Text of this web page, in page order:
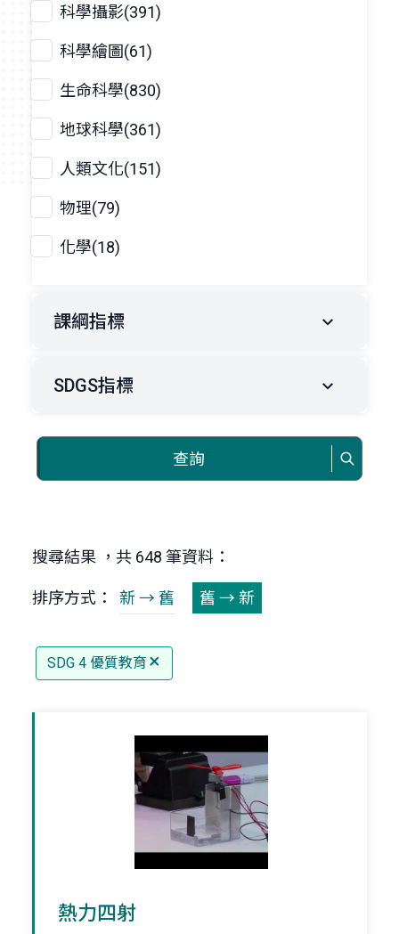
科學攝影(391)
科學繪圖(61)
生命科學(830)
地球科學(361)
人類文化(151)
物理(79)
化學(18)
課綱指標
SDGS指標
查詢
搜尋結果 ，共 648 筆資料：
排序方式： 新 → 舊 舊 → 新
SDG 4 優質教育
熱力四射